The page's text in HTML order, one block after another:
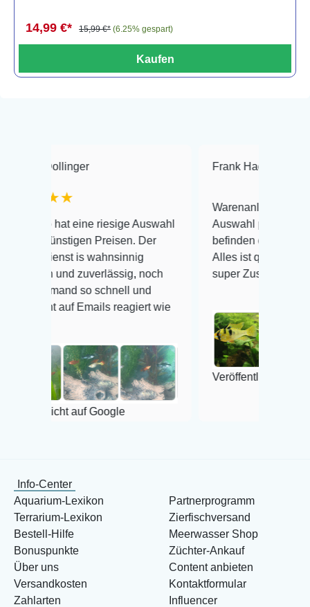
14,99 €* 15,99 €* (6.25% gespart)
Kaufen
eine riesige Auswahl
Preisen. Der
is wahnsinnig
zuverlässig, noch
so schnell und
Emails reagiert wie
auf Google
Frank Hackmayer
Warenanlieferung Top und die
Auswahl plus gesundheitliches
befinden der Fische einwandfrei.
Alles ist quick lebendig und im
super Zustand. Gerne wieder 😃
Veröffentlicht auf Google
Info-Center
Aquarium-Lexikon
Terrarium-Lexikon
Bestell-Hilfe
Bonuspunkte
Über uns
Versandkosten
Zahlarten
Partnerprogramm
Zierfischversand
Meerwasser Shop
Züchter-Ankauf
Content anbieten
Kontaktformular
Influencer